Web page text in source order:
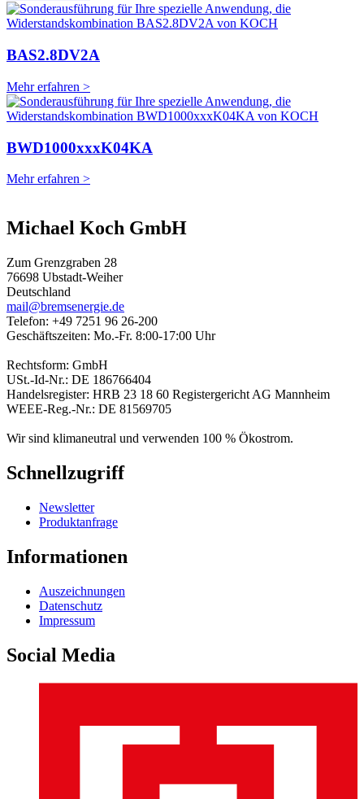
BAS2.8DV2A
Mehr erfahren >
BWD1000xxxK04KA
Mehr erfahren >
Michael Koch GmbH
Zum Grenzgraben 28
76698 Ubstadt-Weiher
Deutschland
mail@bremsenergie.de
Telefon: +49 7251 96 26-200
Geschäftszeiten: Mo.-Fr. 8:00-17:00 Uhr
Rechtsform: GmbH
USt.-Id-Nr.: DE 186766404
Handelsregister: HRB 23 18 60 Registergericht AG Mannheim
WEEE-Reg.-Nr.: DE 81569705
Wir sind klimaneutral und verwenden 100 % Ökostrom.
Schnellzugriff
Newsletter
Produktanfrage
Informationen
Auszeichnungen
Datenschutz
Impressum
Social Media